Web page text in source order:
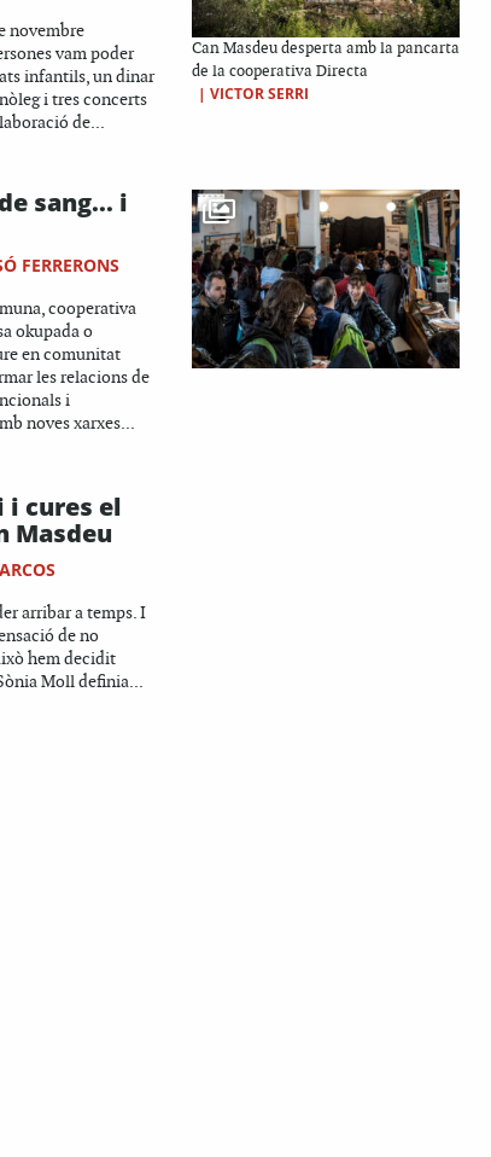
novembre
vam poder
infantils, un dinar
i tres concerts
de...
Can Masdeu desperta amb la pancarta
de la cooperativa Directa
| VICTOR SERRI
sang... i
FERRERONS
cooperativa
okupada o
en comunitat
les relacions de
i
noves xarxes...
i cures el
Masdeu
arribar a temps. I
de no
hem decidit
Moll definia...